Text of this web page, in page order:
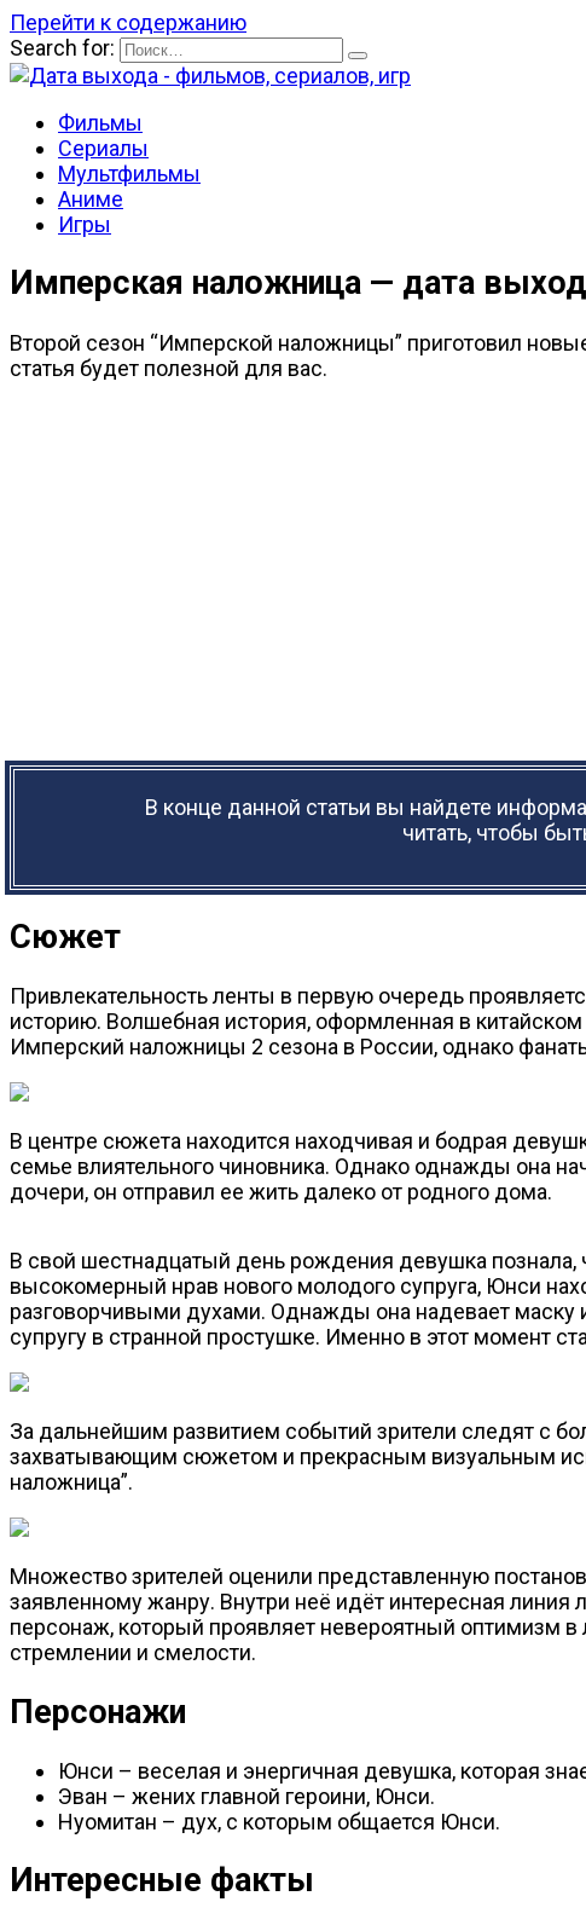
Перейти к содержанию
Search for:
Фильмы
Сериалы
Мультфильмы
Аниме
Игры
Имперская наложница — дата
Второй сезон “Имперской наложницы” приготовил
статья будет полезной для вас.
В конце данной статьи вы найдете
читать, чтобы
Сюжет
Привлекательность ленты в первую очередь
историю. Волшебная история, оформленная в
Имперский наложницы 2 сезона в России, однако
В центре сюжета находится находчивая и бодрая
семье влиятельного чиновника. Однако однажды она
дочери, он отправил ее жить далеко от родного дома.
В свой шестнадцатый день рождения девушка
высокомерный нрав нового молодого супруга, Юнси
разговорчивыми духами. Однажды она надевает маску
супругу в странной простушке. Именно в этот момент
За дальнейшим развитием событий зрители следят с
захватывающим сюжетом и прекрасным визуальным
наложница”.
Множество зрителей оценили представленную
заявленному жанру. Внутри неё идёт интересная линия
персонаж, который проявляет невероятный оптимизм
стремлении и смелости.
Персонажи
Юнси – веселая и энергичная девушка, которая
Эван – жених главной героини, Юнси.
Нуомитан – дух, с которым общается Юнси.
Интересные факты